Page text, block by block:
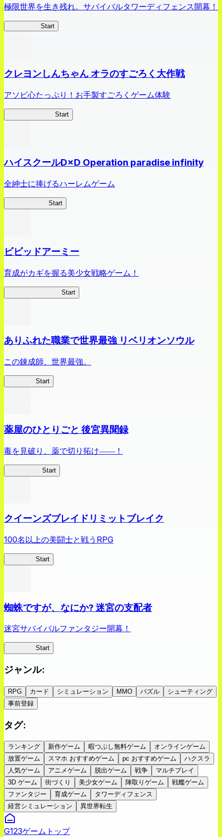
極限世界を生き残れ。サバイバルタワーディフェンス開幕！
Start
クレヨンしんちゃん オラのすごろく大作戦
アソビ心たっぷり！お手製すごろくゲーム体験
Start
ハイスクールD×D Operation paradise infinity
全紳士に捧げるハーレムゲーム
Start
ビビッドアーミー
育成がカギを握る美少女戦略ゲーム！
Start
ありふれた職業で世界最強 リベリオンソウル
この錬成師、世界最強。
Start
薬屋のひとりごと 後宮異聞録
毒を見破り、薬で切り拓け――！
Start
クイーンズブレイドリミットブレイク
100名以上の美闘士と戦うRPG
Start
蜘蛛ですが、なにか? 迷宮の支配者
迷宮サバイバルファンタジー開幕！
Start
ジャンル:
RPG カード シミュレーション MMO パズル
シューティング
事前登録
タグ:
ランキング 新作ゲーム 暇つぶし無料ゲーム
オンラインゲーム
放置ゲーム
スマホ おすすめゲーム pc おすすめゲーム
ハクスラ
人気ゲーム
アニメゲーム 脱出ゲーム 戦争
マルチプレイ
3D ゲーム
街づくり 美少女ゲーム 陣取りゲーム
戦艦ゲーム
ファンタジー
育成ゲーム
タワーディフェンス
経営シミュレーション
異世界転生
G123ゲームトップ